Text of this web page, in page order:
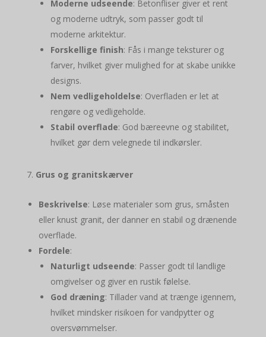
Moderne udseende: Betonfliser giver et rent
og moderne udtryk, som passer godt til
moderne arkitektur.
Forskellige finish: Fås i mange teksturer og
farver, hvilket giver mulighed for at skabe unikke
designs.
Nem vedligeholdelse: Overfladen er let at
rengøre og vedligeholde.
Stabil overflade: God bæreevne og stabilitet,
hvilket gør dem velegnede til indkørsler.
Grus og granitskærver
Beskrivelse: Løse materialer som grus, småsten
eller knust granit, der danner en stabil og drænende
overflade.
Fordele:
Naturligt udseende: Passer godt til landlige
omgivelser og giver en rustik følelse.
God dræning: Tillader vand at trænge igennem,
hvilket mindsker risikoen for vandpytter og
oversvømmelser.